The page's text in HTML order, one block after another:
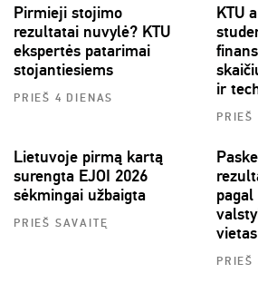
Pirmieji stojimo
rezultatai nuvylė? KTU
ekspertės patarimai
stojantiesiems
PRIEŠ 4 DIENAS
KTU
ir
PRIEŠ
Lietuvoje pirmą kartą
surengta EJOI 2026
sėkmingai užbaigta
PRIEŠ SAVAITĘ
vietas
PRIEŠ